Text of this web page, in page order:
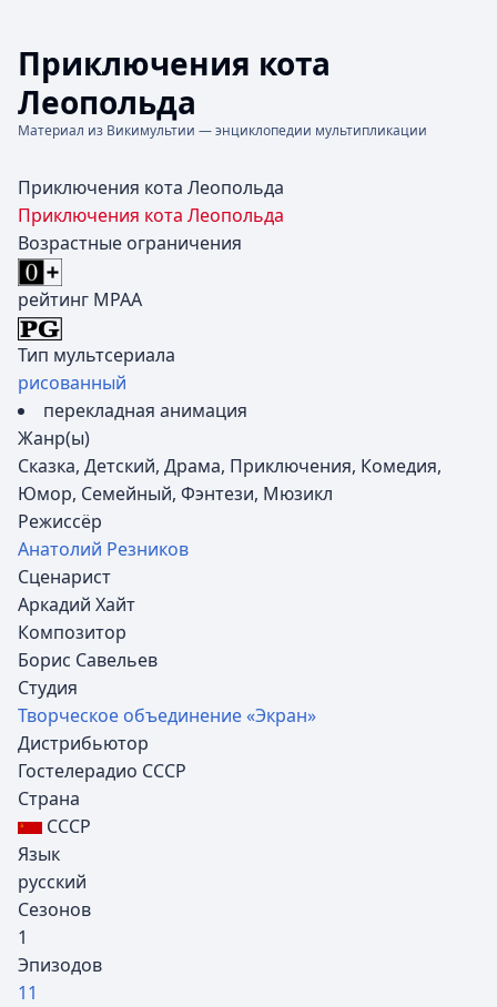
Приключения кота
Леопольда
Материал из Викимультии — энциклопедии мультипликации
Приключения кота Леопольда
Приключения кота Леопольда
Возрастные ограничения
рейтинг MPAA
Тип мультсериала
рисованный
перекладная анимация
Жанр(ы)
Сказка, Детский, Драма, Приключения, Комедия,
Юмор, Семейный, Фэнтези, Мюзикл
Режиссёр
Анатолий Резников
Сценарист
Аркадий Хайт
Композитор
Борис Савельев
Студия
Творческое объединение «Экран»
Дистрибьютор
Гостелерадио СССР
Страна
СССР
Язык
русский
Сезонов
1
Эпизодов
11